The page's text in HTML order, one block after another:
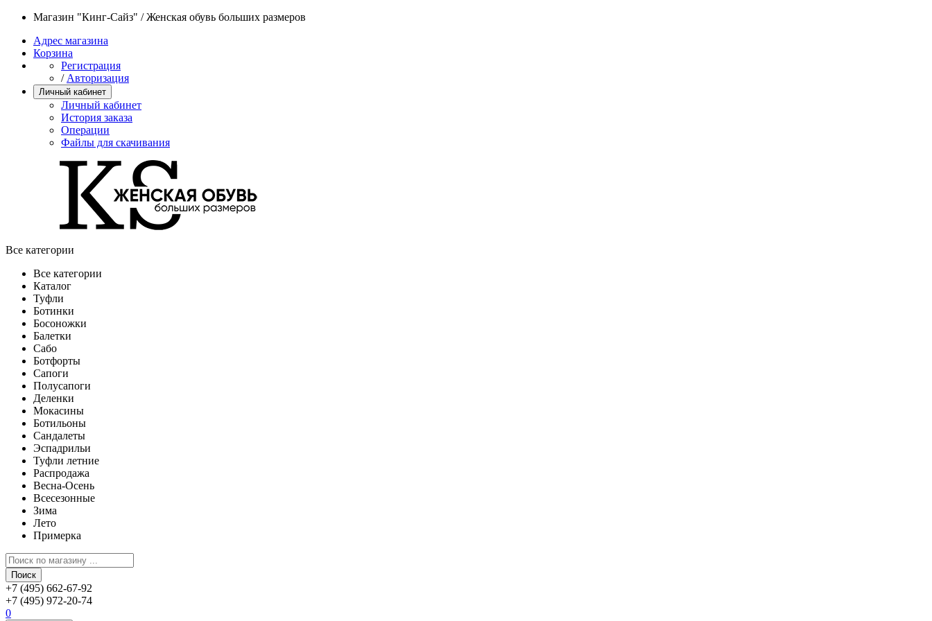
Магазин "Кинг-Сайз" / Женская обувь больших размеров
Адрес магазина
Корзина
Регистрация
/ Авторизация
Личный кабинет
Личный кабинет
История заказа
Операции
Файлы для скачивания
Все категории
Все категории
Каталог
Туфли
Ботинки
Босоножки
Балетки
Сабо
Ботфорты
Сапоги
Полусапоги
Деленки
Мокасины
Ботильоны
Сандалеты
Эспадрильи
Туфли летние
Распродажа
Весна-Осень
Всесезонные
Зима
Лето
Примерка
Поиск
+7 (495) 662-67-92
+7 (495) 972-20-74
0